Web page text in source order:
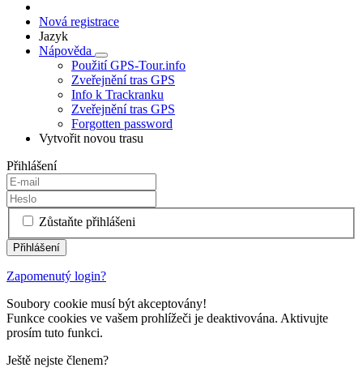
Nová registrace
Jazyk
Nápověda
Použití GPS-Tour.info
Zveřejnění tras GPS
Info k Trackranku
Zveřejnění tras GPS
Forgotten password
Vytvořit novou trasu
Přihlášení
Zůstaňte přihlášeni
Zapomenutý login?
Soubory cookie musí být akceptovány!
Funkce cookies ve vašem prohlížeči je deaktivována. Aktivujte
prosím tuto funkci.
Ještě nejste členem?